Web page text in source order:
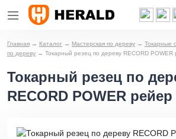
Главная → Каталог → Мастерская по дереву → Токарные
по дереву → Токарный резец по дереву RECORD
Токарный резец по
RECORD POWER